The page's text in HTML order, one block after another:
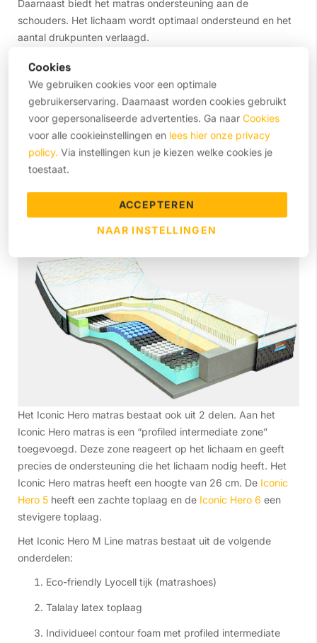
Cookies
We gebruiken cookies voor een optimale
gebruikerservaring. Daarnaast worden cookies gebruikt
voor gepersonaliseerde advertenties. Ga naar Cookies
voor alle cookieinstellingen en lees hier onze privacy
policy. Via instellingen kun je kiezen welke cookies je
toestaat.
ACCEPTEREN
NAAR INSTELLINGEN
Daarnaast biedt het matras ondersteuning aan de
schouders. Het lichaam wordt optimaal ondersteund en het
aantal drukpunten verlaagd.
Het Iconic Star M Line matras bestaat uit de volgende
onderdelen:
Eco-friendly Lyocell tijk (matrashoes)
Talalay latex toplaag
Contour Support
Iconic Hero Matras
Het Iconic Hero matras bestaat ook uit 2 delen. Aan het
Iconic Hero matras is een “profiled intermediate zone”
toegevoegd. Deze zone reageert op het lichaam en geeft
precies de ondersteuning die het lichaam nodig heeft. Het
Iconic Hero matras heeft een hoogte van 26 cm. De Iconic
Hero 5 heeft een zachte toplaag en de Iconic Hero 6 een
stevigere toplaag.
Het Iconic Hero M Line matras bestaat uit de volgende
onderdelen:
Eco-friendly Lyocell tijk (matrashoes)
Talalay latex toplaag
Individueel contour foam met profiled intermediate